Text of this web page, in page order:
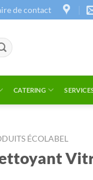
de contact
CATERING
ÉCOLABEL